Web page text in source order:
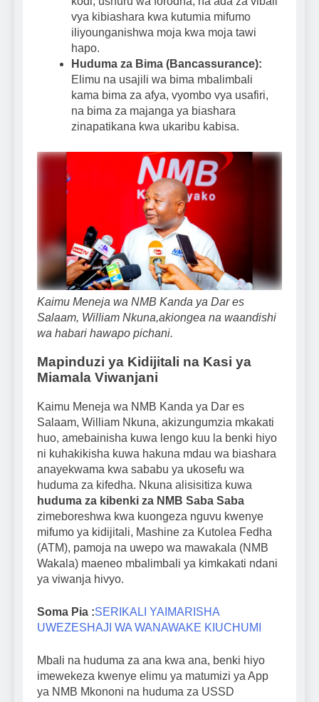
vya kibiashara kwa kutumia mifumo
iliyounganishwa moja kwa moja tawi
hapo.
Huduma za Bima (Bancassurance):
Elimu na usajili wa bima mbalimbali
kama bima za afya, vyombo vya usafiri,
na bima za majanga ya biashara
zinapatikana kwa ukaribu kabisa.
Kaimu Meneja wa NMB Kanda ya Dar es
Salaam, William Nkuna,akiongea na waandishi
wa habari hawapo pichani.
Mapinduzi ya Kidijitali na Kasi ya
Miamala Viwanjani
Kaimu Meneja wa NMB Kanda ya Dar es
Salaam, William Nkuna, akizungumzia mkakati
huo, amebainisha kuwa lengo kuu la benki hiyo
ni kuhakikisha kuwa hakuna mdau wa biashara
anayekwama kwa sababu ya ukosefu wa
huduma za kifedha. Nkuna alisisitiza kuwa
huduma za kibenki za NMB Saba Saba
zimeboreshwa kwa kuongeza nguvu kwenye
mifumo ya kidijitali, Mashine za Kutolea Fedha
(ATM), pamoja na uwepo wa mawakala (NMB
Wakala) maeneo mbalimbali ya kimkakati ndani
ya viwanja hivyo.
Soma Pia :SERIKALI YAIMARISHA
UWEZESHAJI WA WANAWAKE KIUCHUMI
Mbali na huduma za ana kwa ana, benki hiyo
imewekeza kwenye elimu ya matumizi ya App
ya NMB Mkononi na huduma za USSD